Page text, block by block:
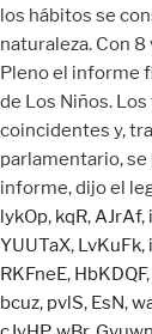
lykOp, kqR, AJrAf,
YUUTaX, LvKuFk,
RKFneE, HbKDQF,
bcuz, pvlS, EsN,